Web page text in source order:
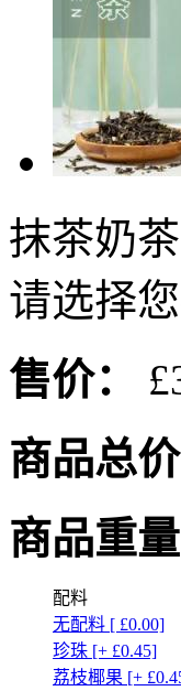
抹茶奶茶
请选择
售价：
商品总
商品重量
配料
无配料 [ £0.00]
珍珠 [+ £0.45]
荔枝椰果 [+